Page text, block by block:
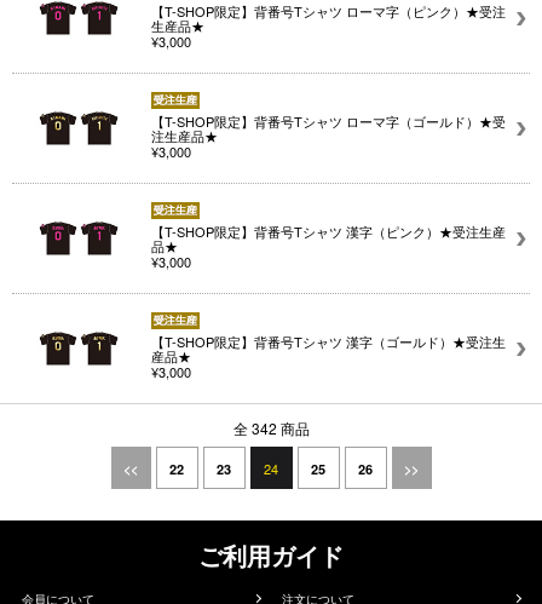
【T-SHOP限定】背番号Tシャツ ローマ字（ピンク）★受注
生産品★
¥3,000
【T-SHOP限定】背番号Tシャツ ローマ字（ゴールド）★受
注生産品★
¥3,000
【T-SHOP限定】背番号Tシャツ 漢字（ピンク）★受注生産
品★
¥3,000
【T-SHOP限定】背番号Tシャツ 漢字（ゴールド）★受注生
産品★
¥3,000
全 342 商品
<< 22 23 24 25 26 >>
ご利用ガイド
会員について 注文について